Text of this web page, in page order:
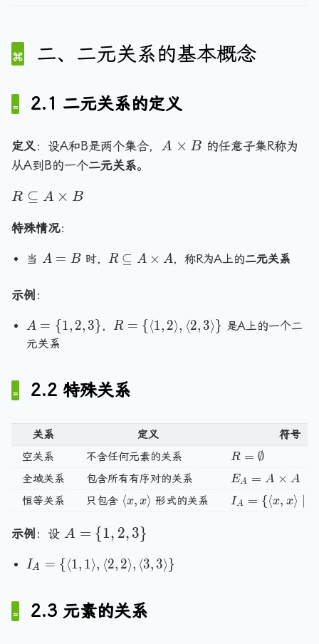
r
a
g
l
ig
h
w
d
n
gl
\
m
a
\i
n
A
a
d
\i
B
n
e,
\l
a
n
gl
e
1,
b
r
a
n
gl
e,
a
n
2,
\
r
n
e,
n
\
q
\
ti
es
m
p
y
se
=
e
p
y
t
t
y
t
\
m
es
p
t
二、二元关系的基本概念
2.1 二元关系的定义
定义 ：设A和B是两个集合，
A
A × B 的任意子集R称为
从A到B的一个二元关系。
R
s
b
te
A
m
es
R ⊆ A × B
特殊情况：
当 A
A = B时，
R
b
A
ti
es
A
R ⊆ A × A ，称R为A上的二元关系
示例 ：
A
=
1,
3
\
}
A = {1, 2, 3}，
R
\l
n
e
1,
2
\
a
gl
\l
a
R = {⟨1, 2⟩, ⟨2, 3⟩} 是A上的一个二
元关系
2.2 特殊关系
关系 定义
符号
空关系
不含任何元素的关系 R = \emptyset
R = ∅
全域关系 包含所有有序对的关系 E_A = A
EA = A × A
恒等关系 只包含 \langle x, x \rangle
⟨x, x⟩ 形式的关系 I_A =
IA = {⟨x, x⟩ ∣
示例 ：设 A
\
1
,
A = {1, 2, 3}
I
=
IA = {⟨1, 1⟩, ⟨2, 2⟩, ⟨3, 3⟩}
2.3 元素的关系